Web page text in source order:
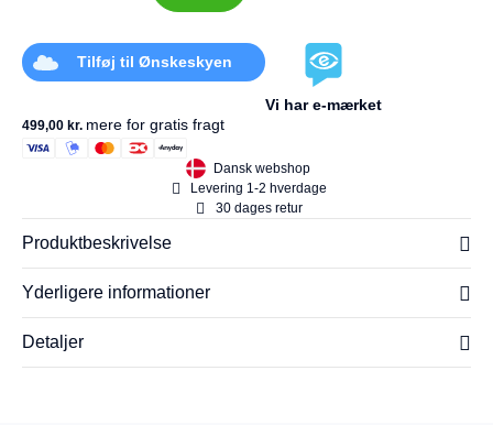
Tilføj til Ønskeskyen
Vi har e-mærket
499,00 kr. mere for gratis fragt
Dansk webshop
Levering 1-2 hverdage
30 dages retur
Produktbeskrivelse
Yderligere informationer
Detaljer